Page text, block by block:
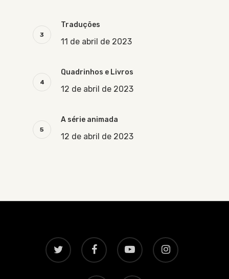
Traduções
11 de abril de 2023
Quadrinhos e Livros
12 de abril de 2023
A série animada
12 de abril de 2023
twitter facebook youtube instagram